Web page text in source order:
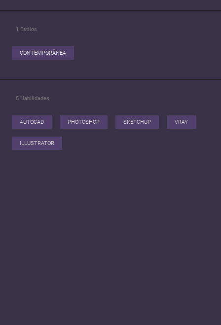
1 Estilos
CONTEMPORÂNEA
5 Habilidades
AUTOCAD PHOTOSHOP SKETCHUP VRAY
ILLUSTRATOR